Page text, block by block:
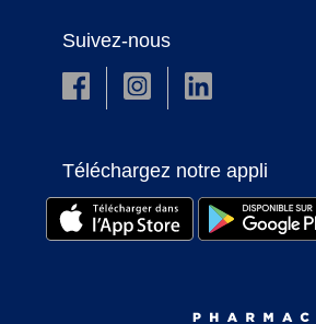
Suivez-nous
Téléchargez notre appli